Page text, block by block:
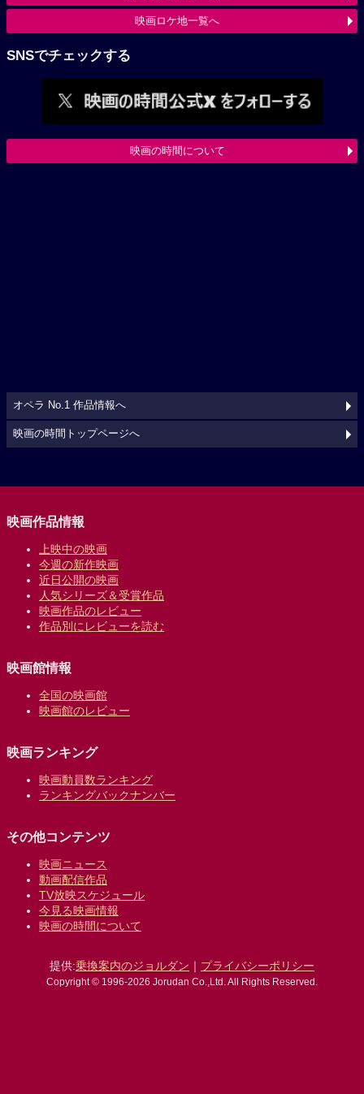
映画ロケ地一覧へ
SNSでチェックする
映画の時間について
オペラ No.1 作品情報へ
映画の時間トップページへ
映画作品情報
上映中の映画
今週の新作映画
近日公開の映画
人気シリーズ＆受賞作品
映画作品のレビュー
作品別にレビューを読む
映画館情報
全国の映画館
映画館のレビュー
映画ランキング
映画動員数ランキング
ランキングバックナンバー
その他コンテンツ
映画ニュース
動画配信作品
TV放映スケジュール
今見る映画情報
映画の時間について
提供:乗換案内のジョルダン ｜ プライバシーポリシー
Copyright © 1996-2026 Jorudan Co.,Ltd. All Rights Reserved.